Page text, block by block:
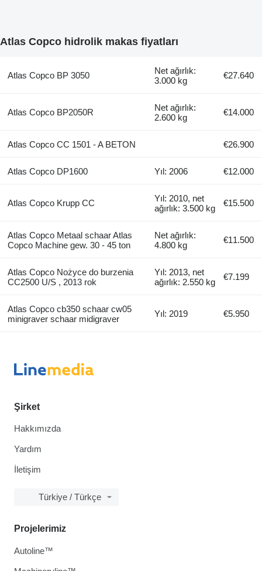
Atlas Copco hidrolik makas fiyatları
Atlas Copco BP 3050
Net ağırlık:
3.000 kg
€27.640
Atlas Copco BP2050R
Net ağırlık:
2.600 kg
€14.000
Atlas Copco CC 1501 - A BETON €26.900
Atlas Copco DP1600 Yıl: 2006 €12.000
Atlas Copco Krupp CC
Yıl: 2010, net
ağırlık: 3.500 kg
€15.500
Atlas Copco Metaal schaar Atlas
Copco Machine gew. 30 - 45 ton
Net ağırlık:
4.800 kg
€11.500
Atlas Copco Nożyce do burzenia
CC2500 U/S , 2013 rok
Yıl: 2013, net
ağırlık: 2.550 kg
€7.199
Atlas Copco cb350 schaar cw05
minigraver schaar midigraver
Yıl: 2019 €5.950
Şirket
Hakkımızda
Yardım
İletişim
Türkiye / Türkçe
Projelerimiz
Autoline™